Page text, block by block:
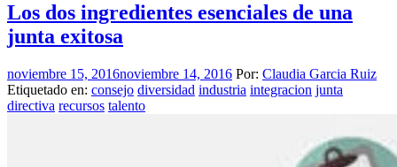
Los dos ingredientes esenciales de una
junta exitosa
noviembre 15, 2016noviembre 14, 2016 Por: Claudia Garcia Ruiz
Etiquetado en: consejo diversidad industria integracion junta
directiva recursos talento